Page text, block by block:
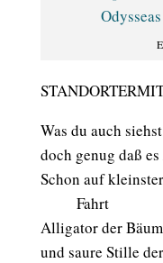
Was du auch
doch genug daß es
Schon auf
Fahrt
Alligator der
und saure Stille